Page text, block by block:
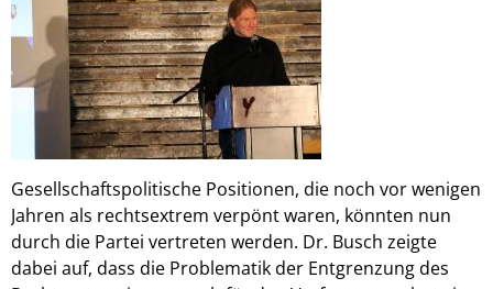
Gesellschaftspolitische Positionen, die noch vor wenigen
Jahren als rechtsextrem verpönt waren, könnten nun
durch die Partei vertreten werden. Dr. Busch zeigte
dabei auf, dass die Problematik der Entgrenzung des